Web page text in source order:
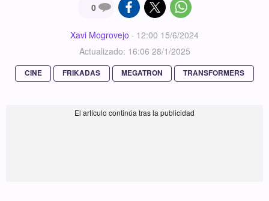
0
Xavi Mogrovejo · 12:00 15/6/2024
Actualizado: 16:06 28/1/2025
CINE FRIKADAS MEGATRON TRANSFORMERS